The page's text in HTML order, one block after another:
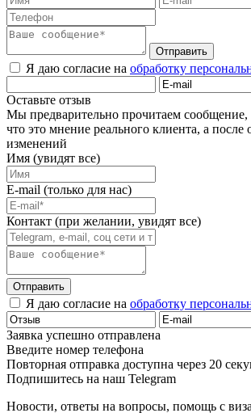
Отправить
Я даю согласие на обработку
Оставьте отзыв
Мы предварительно прочитаем сообщение,
что это мнение реального клиента, а после
изменений
Имя (увидят все)
E-mail (только для нас)
Контакт (при желании, увидят все)
Отправить
Я даю согласие на обработку
Заявка успешно отправлена
Введите номер телефона
Повторная отправка доступна через 20
Подпишитесь на наш Telegram
Новости, ответы на вопросы, помощь с